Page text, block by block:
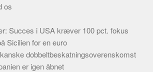
os
Succes i USA kræver 100 pct. fokus
Sicilien for en euro
dobbeltbeskatningsoverenskomst
er igen åbnet